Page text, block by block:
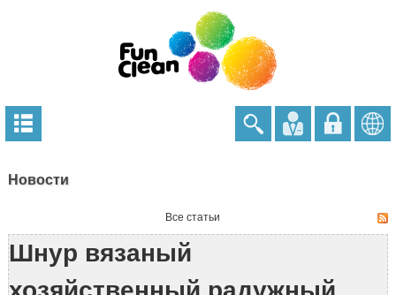
Новости
Все статьи
Шнур вязаный